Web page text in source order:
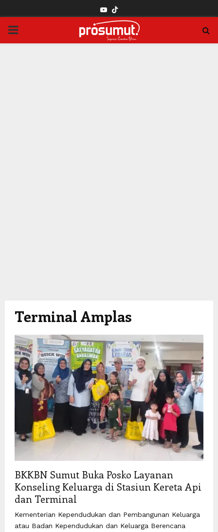
YOUTUBE
PRIMARY
Terminal Amplas
BKKBN Sumut Buka Posko Layanan
Konseling Keluarga di Stasiun Kereta Api
dan Terminal
Kementerian Kependudukan dan Pembangunan Keluarga
atau Badan Kependudukan dan Keluarga Berencana